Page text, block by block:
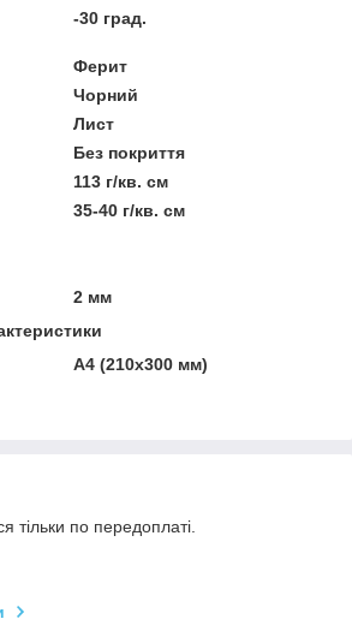
-30 град.
Ферит
Чорний
Лист
Без покриття
113 г/кв. см
35-40 г/кв. см
2 мм
А4 (210х300 мм)
тільки по передоплаті.